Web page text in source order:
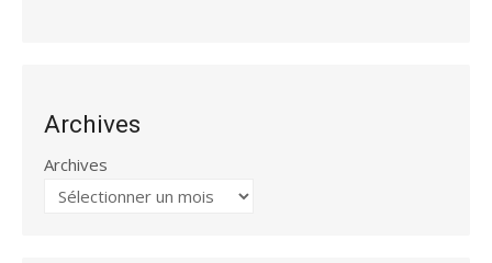
Archives
Archives